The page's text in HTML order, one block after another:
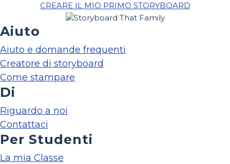
CREARE IL MIO PRIMO STORYBOARD
Aiuto
Aiuto e domande frequenti
Creatore di storyboard
Come stampare
Di
Riguardo a noi
Contattaci
Per Studenti
La mia Classe